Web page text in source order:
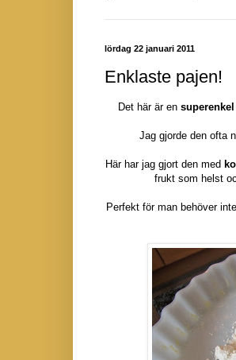
lördag 22 januari 2011
Enklaste pajen!
Det här är en
Jag gjorde den ofta
Här har jag gjort den med
frukt som helst
Perfekt för man behöver